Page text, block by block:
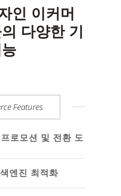
인 이커머
다양한 기
Features
로모션 및 전환 도
엔진 최적화